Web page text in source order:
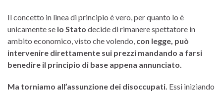
Il concetto in linea di principio è vero, per quanto lo è
unicamente se lo Stato decide di rimanere spettatore in
ambito economico, visto che volendo, con legge, può
intervenire direttamente sui prezzi mandando a farsi
benedire il principio di base appena annunciato.
Ma torniamo all’assunzione dei disoccupati. Essi iniziando